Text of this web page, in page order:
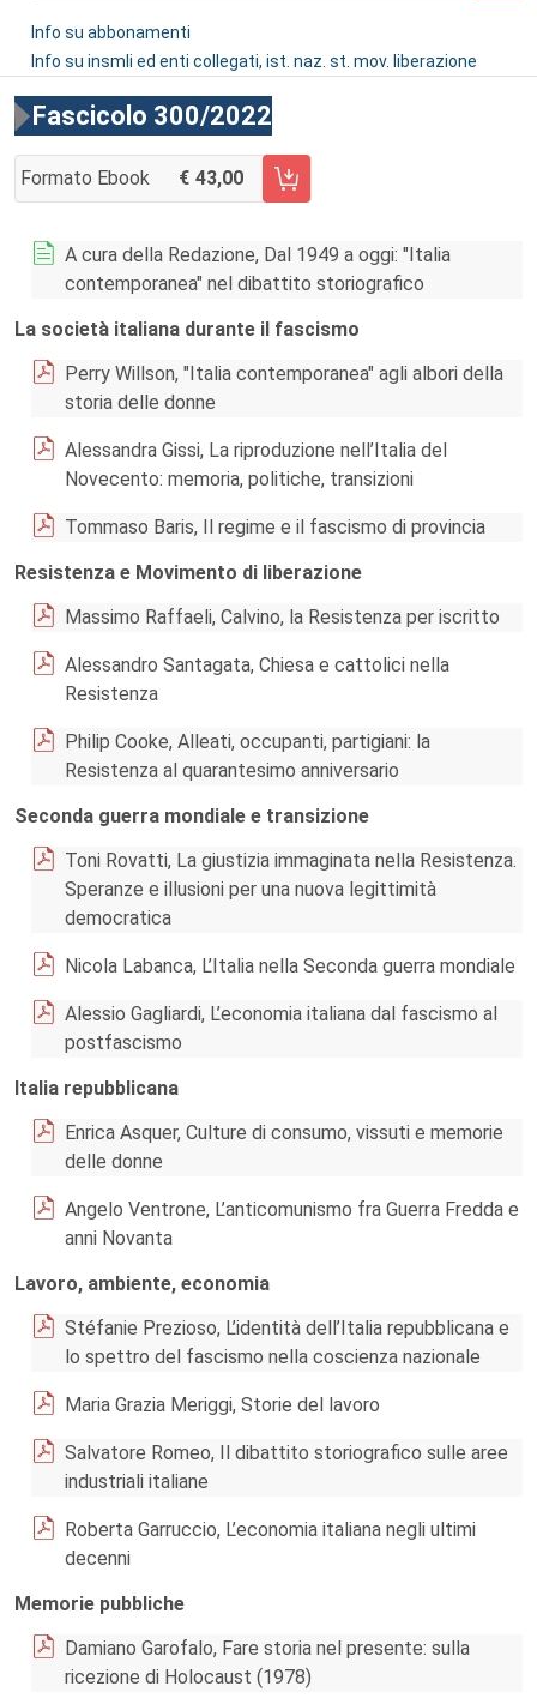
Info su abbonamenti
Info su insmli ed enti collegati, ist. naz. st. mov. liberazione
Fascicolo 300/2022
Formato Ebook 43,00
AGGIUNGI AL CARRELLO FASCICOLO 300/2022
A cura della Redazione, Dal 1949 a oggi: "Italia
contemporanea" nel dibattito storiografico
La società italiana durante il fascismo
Perry Willson, "Italia contemporanea" agli albori della
storia delle donne
Alessandra Gissi, La riproduzione nell’Italia del
Novecento: memoria, politiche, transizioni
Tommaso Baris, Il regime e il fascismo di provincia
Resistenza e Movimento di liberazione
Massimo Raffaeli, Calvino, la Resistenza per iscritto
Alessandro Santagata, Chiesa e cattolici nella
Resistenza
Philip Cooke, Alleati, occupanti, partigiani: la
Resistenza al quarantesimo anniversario
Seconda guerra mondiale e transizione
Toni Rovatti, La giustizia immaginata nella Resistenza.
Speranze e illusioni per una nuova legittimità
democratica
Nicola Labanca, L’Italia nella Seconda guerra mondiale
Alessio Gagliardi, L’economia italiana dal fascismo al
postfascismo
Italia repubblicana
Enrica Asquer, Culture di consumo, vissuti e memorie
delle donne
Angelo Ventrone, L’anticomunismo fra Guerra Fredda e
anni Novanta
Lavoro, ambiente, economia
Stéfanie Prezioso, L’identità dell’Italia repubblicana e
lo spettro del fascismo nella coscienza nazionale
Maria Grazia Meriggi, Storie del lavoro
Salvatore Romeo, Il dibattito storiografico sulle aree
industriali italiane
Roberta Garruccio, L’economia italiana negli ultimi
decenni
Memorie pubbliche
Damiano Garofalo, Fare storia nel presente: sulla
ricezione di Holocaust (1978)